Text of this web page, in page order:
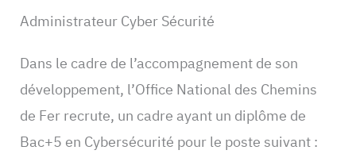
Administrateur Cyber Sécurité
Dans le cadre de l’accompagnement de son
développement, l’Office National des Chemins
de Fer recrute, un cadre ayant un diplôme de
Bac+5 en Cybersécurité pour le poste suivant :